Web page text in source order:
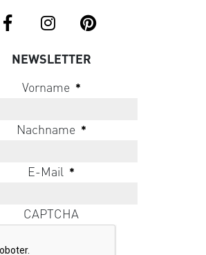
NEWSLETTER
Vorname *
Nachname *
E-Mail *
CAPTCHA